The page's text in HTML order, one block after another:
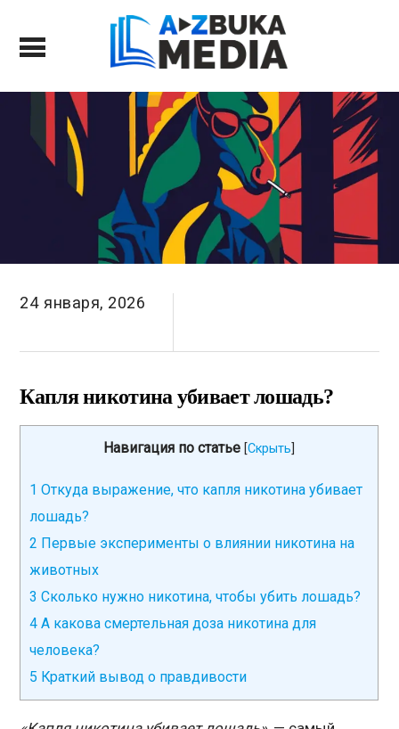
24 января, 2026
Капля никотина убивает лошадь?
Навигация по статье [Скрыть
1 Откуда выражение, что капля никотина убивает
лошадь?
2 Первые эксперименты о влиянии никотина на
животных
3 Сколько нужно никотина, чтобы убить лошадь?
4 А какова смертельная доза никотина для
человека?
5 Краткий вывод о правдивости